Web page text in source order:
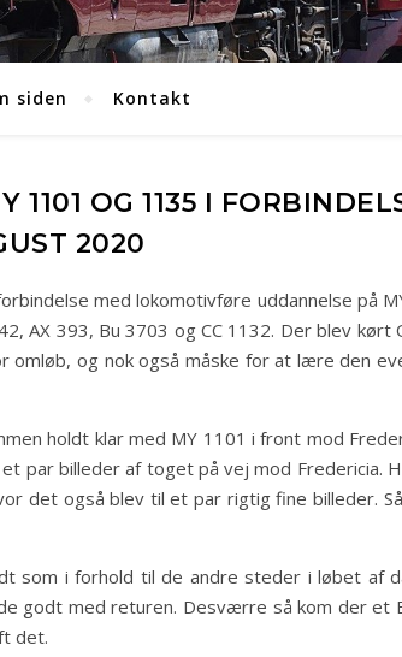
siden Kontakt
OG 1135 I
2020
med lokomotivføre uddannelse på
AX 393, Bu 3703 og CC 1132. Der blev kørt
omløb, og nok også måske for at lære den
holdt klar med MY 1101 i front mod
par billeder af toget på vej mod Fredericia.
det også blev til et par rigtig fine billeder.
som i forhold til de andre steder i løbet af
godt med returen. Desværre så kom der et
det.